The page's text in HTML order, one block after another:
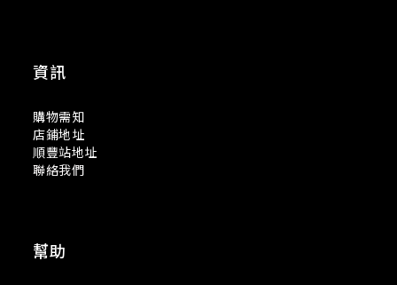
資訊
購物需知
店鋪地址
順豐站地址
聯絡我們
幫助